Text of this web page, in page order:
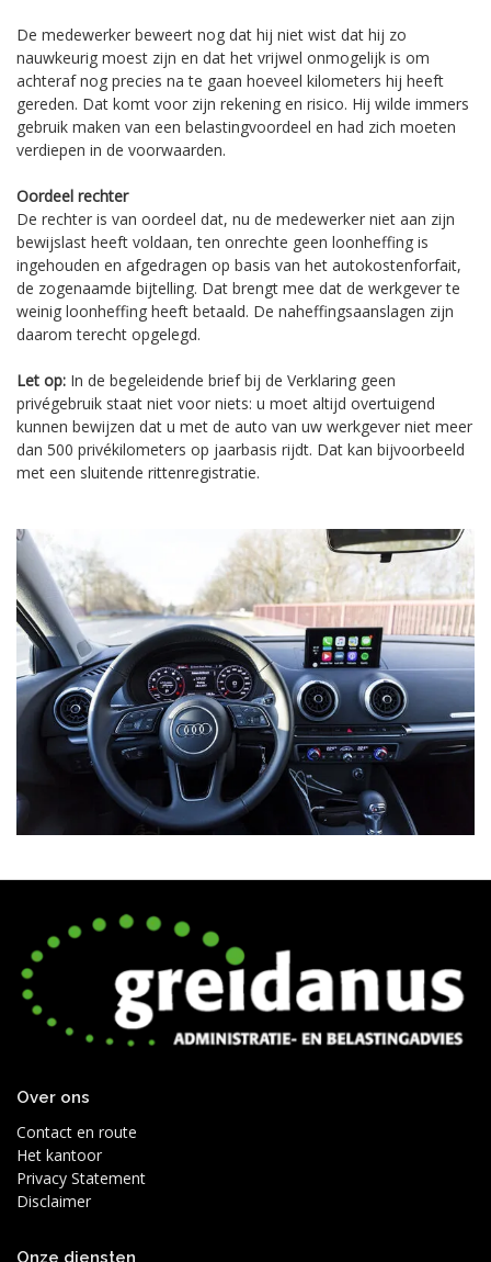
De medewerker beweert nog dat hij niet wist dat hij zo
nauwkeurig moest zijn en dat het vrijwel onmogelijk is om
achteraf nog precies na te gaan hoeveel kilometers hij heeft
gereden. Dat komt voor zijn rekening en risico. Hij wilde immers
gebruik maken van een belastingvoordeel en had zich moeten
verdiepen in de voorwaarden.
Oordeel rechter
De rechter is van oordeel dat, nu de medewerker niet aan zijn
bewijslast heeft voldaan, ten onrechte geen loonheffing is
ingehouden en afgedragen op basis van het autokostenforfait,
de zogenaamde bijtelling. Dat brengt mee dat de werkgever te
weinig loonheffing heeft betaald. De naheffingsaanslagen zijn
daarom terecht opgelegd.
Let op: In de begeleidende brief bij de Verklaring geen
privégebruik staat niet voor niets: u moet altijd overtuigend
kunnen bewijzen dat u met de auto van uw werkgever niet meer
dan 500 privékilometers op jaarbasis rijdt. Dat kan bijvoorbeeld
met een sluitende rittenregistratie.
Over ons
Contact en route
Het kantoor
Privacy Statement
Disclaimer
Onze diensten